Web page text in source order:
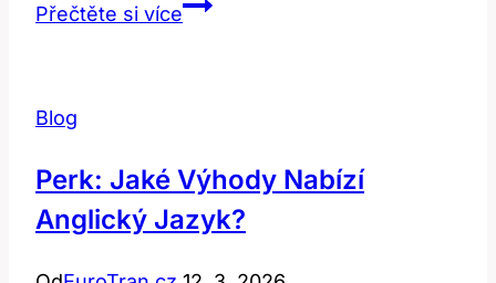
Přečtěte si více
Používaný
Výraz?
Blog
Perk: Jaké Výhody Nabízí
Anglický Jazyk?